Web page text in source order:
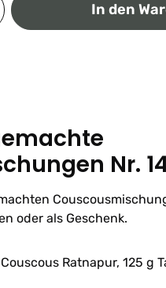
In den
Nr.
oder als Geschenk.
Ratnapur, 125 g